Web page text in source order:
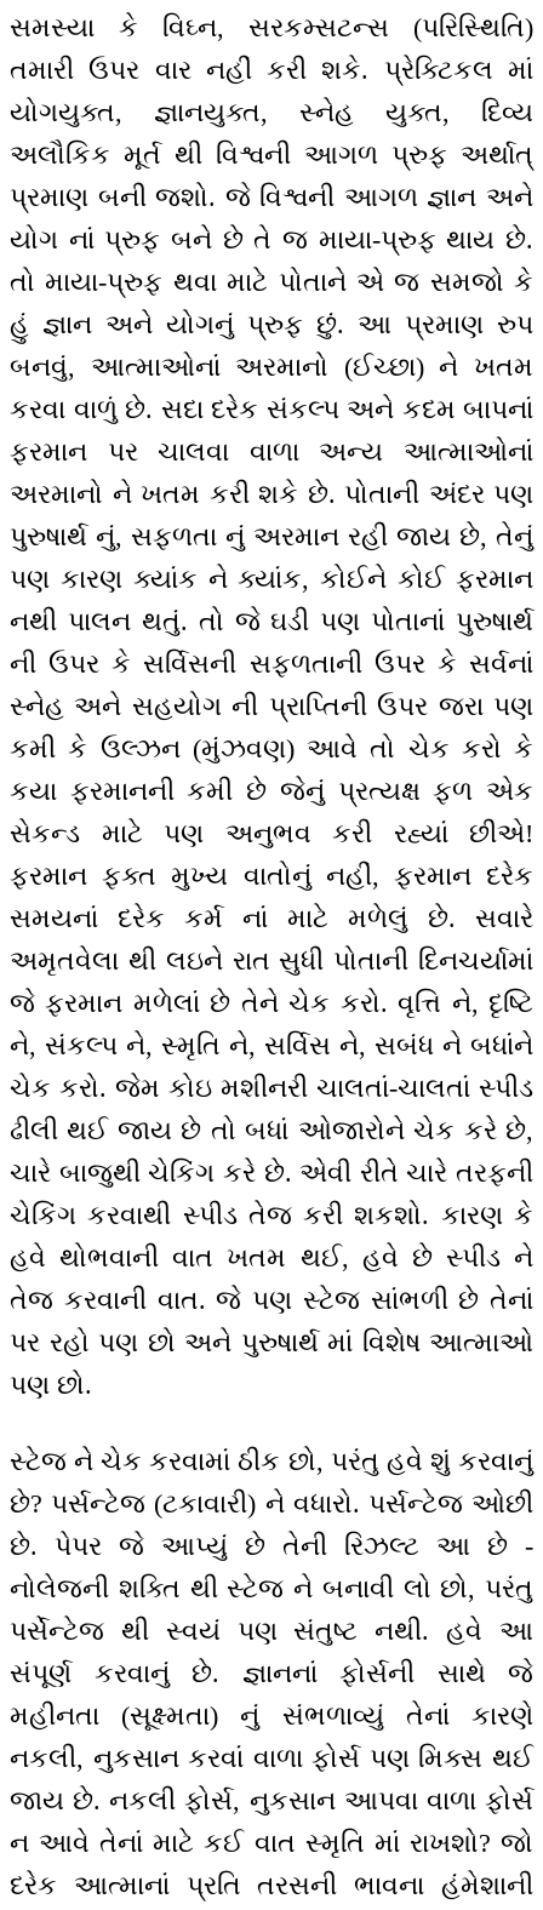
સમસ્યા કે વિઘ્ન, સરકમ્સટન્સ (પરિસ્થિતિ)
તમારી ઉપર વાર નહીં કરી શકે. પ્રેક્ટિકલ માં
યોગયુક્ત, જ્ઞાનયુક્ત, સ્નેહ યુક્ત, દિવ્ય
અલૌકિક મૂર્ત થી વિશ્વની આગળ પ્રુફ અર્થાત્
પ્રમાણ બની જશો. જે વિશ્વની આગળ જ્ઞાન અને
યોગ નાં પ્રુફ બને છે તે જ માયા-પ્રુફ થાય છે.
તો માયા-પ્રુફ થવા માટે પોતાને એ જ સમજો કે
હું જ્ઞાન અને યોગનું પ્રુફ છું. આ પ્રમાણ રુપ
બનવું, આત્માઓનાં અરમાનો (ઈચ્છા) ને ખતમ
કરવા વાળું છે. સદા દરેક સંકલ્પ અને કદમ બાપનાં
ફરમાન પર ચાલવા વાળા અન્ય આત્માઓનાં
અરમાનો ને ખતમ કરી શકે છે. પોતાની અંદર પણ
પુરુષાર્થ નું, સફળતા નું અરમાન રહી જાય છે, તેનું
પણ કારણ ક્યાંક ને ક્યાંક, કોઈને કોઈ ફરમાન
નથી પાલન થતું. તો જે ઘડી પણ પોતાનાં પુરુષાર્થ
ની ઉપર કે સર્વિસની સફળતાની ઉપર કે સર્વનાં
સ્નેહ અને સહયોગ ની પ્રાપ્તિની ઉપર જરા પણ
કમી કે ઉલ્ઝન (મુંઝવણ) આવે તો ચેક કરો કે
કયા ફરમાનની કમી છે જેનું પ્રત્યક્ષ ફળ એક
સેકન્ડ માટે પણ અનુભવ કરી રહ્યાં છીએ!
ફરમાન ફક્ત મુખ્ય વાતોનું નહીં, ફરમાન દરેક
સમયનાં દરેક કર્મ નાં માટે મળેલું છે. સવારે
અમૃતવેલા થી લઇને રાત સુધી પોતાની દિનચર્યામાં
જે ફરમાન મળેલાં છે તેને ચેક કરો. વૃત્તિ ને, દૃષ્ટિ
ને, સંકલ્પ ને, સ્મૃતિ ને, સર્વિસ ને, સબંધ ને બધાંને
ચેક કરો. જેમ કોઇ મશીનરી ચાલતાં-ચાલતાં સ્પીડ
ઢીલી થઈ જાય છે તો બધાં ઓજારોને ચેક કરે છે,
ચારે બાજુથી ચેકિંગ કરે છે. એવી રીતે ચારે તરફની
ચેકિંગ કરવાથી સ્પીડ તેજ કરી શકશો. કારણ કે
હવે થોભવાની વાત ખતમ થઈ, હવે છે સ્પીડ ને
તેજ કરવાની વાત. જે પણ સ્ટેજ સાંભળી છે તેનાં
પર રહો પણ છો અને પુરુષાર્થ માં વિશેષ આત્માઓ
પણ છો.
સ્ટેજ ને ચેક કરવામાં ઠીક છો, પરંતુ હવે શું કરવાનું
છે? પર્સન્ટેજ (ટકાવારી) ને વધારો. પર્સન્ટેજ ઓછી
છે. પેપર જે આપ્યું છે તેની રિઝલ્ટ આ છે -
નોલેજની શક્તિ થી સ્ટેજ ને બનાવી લો છો, પરંતુ
પર્સેન્ટેજ થી સ્વયં પણ સંતુષ્ટ નથી. હવે આ
સંપૂર્ણ કરવાનું છે. જ્ઞાનનાં ફોર્સની સાથે જે
મહીનતા (સૂક્ષ્મતા) નું સંભળાવ્યું તેનાં કારણે
નકલી, નુકસાન કરવાં વાળા ફોર્સ પણ મિક્સ થઈ
જાય છે. નકલી ફોર્સ, નુકસાન આપવા વાળા ફોર્સ
ન આવે તેનાં માટે કઈ વાત સ્મૃતિ માં રાખશો? જો
દરેક આત્માનાં પ્રતિ તરસની ભાવના હંમેશાની